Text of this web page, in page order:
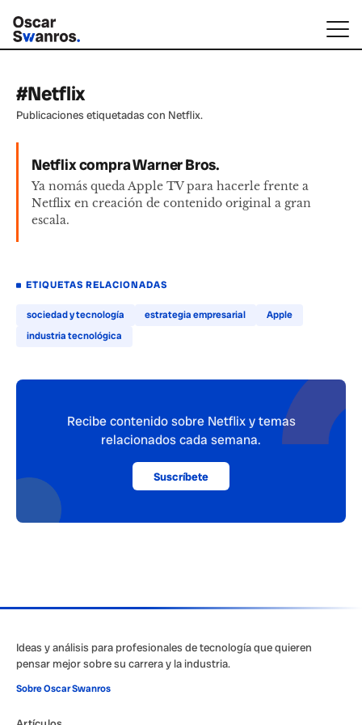
#Netflix
Publicaciones etiquetadas con Netflix.
Netflix compra Warner Bros.
Ya nomás queda Apple TV para hacerle frente a
Netflix en creación de contenido original a gran
escala.
ETIQUETAS RELACIONADAS
sociedad y tecnología estrategia empresarial
Apple
industria tecnológica
Recibe contenido sobre Netflix y temas
relacionados cada semana.
Suscríbete
Ideas y análisis para profesionales de tecnología que quieren
pensar mejor sobre su carrera y la industria.
Sobre Oscar Swanros